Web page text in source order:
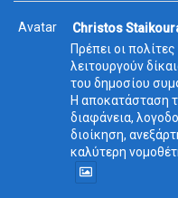
Avatar Christos
Πρέπει οι
λειτουργούν
του δημοσίου
Η αποκατάσταση
διαφάνεια,
διοίκηση,
καλύτερη